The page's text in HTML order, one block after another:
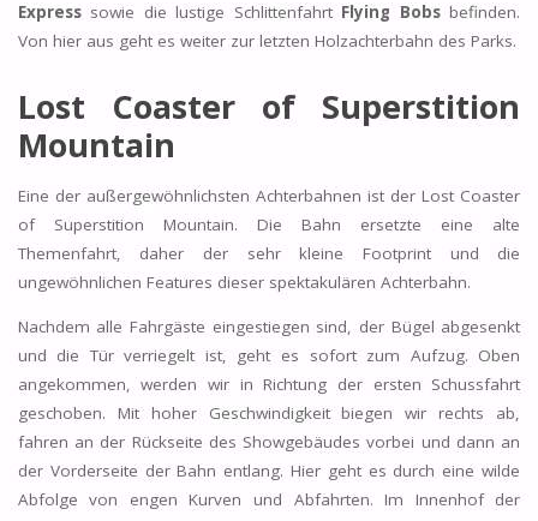
Expresssowie die lustige Schlittenfahrt Flying Bobsbefinden.
Von hier aus geht es weiter zur letzten Holzachterbahn des Parks.
Lost Coaster of Superstition
Mountain
Eine der außergewöhnlichsten Achterbahnen ist der Lost Coaster
of Superstition Mountain. Die Bahn ersetzte eine alte
Themenfahrt, daher der sehr kleine Footprint und die
ungewöhnlichen Features dieser spektakulären Achterbahn.
Nachdem alle Fahrgäste eingestiegen sind, der Bügel abgesenkt
und die Tür verriegelt ist, geht es sofort zum Aufzug. Oben
angekommen, werden wir in Richtung der ersten Schussfahrt
geschoben. Mit hoher Geschwindigkeit biegen wir rechts ab,
fahren an der Rückseite des Showgebäudes vorbei und dann an
der Vorderseite der Bahn entlang. Hier geht es durch eine wilde
Abfolge von engen Kurven und Abfahrten. Im Innenhof der